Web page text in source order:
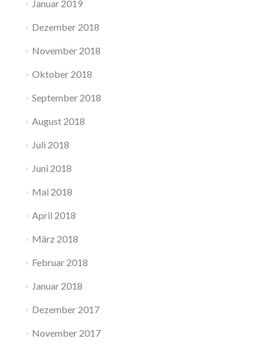
Januar 2019
Dezember 2018
November 2018
Oktober 2018
September 2018
August 2018
Juli 2018
Juni 2018
Mai 2018
April 2018
März 2018
Februar 2018
Januar 2018
Dezember 2017
November 2017